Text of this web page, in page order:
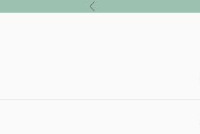
Precedente